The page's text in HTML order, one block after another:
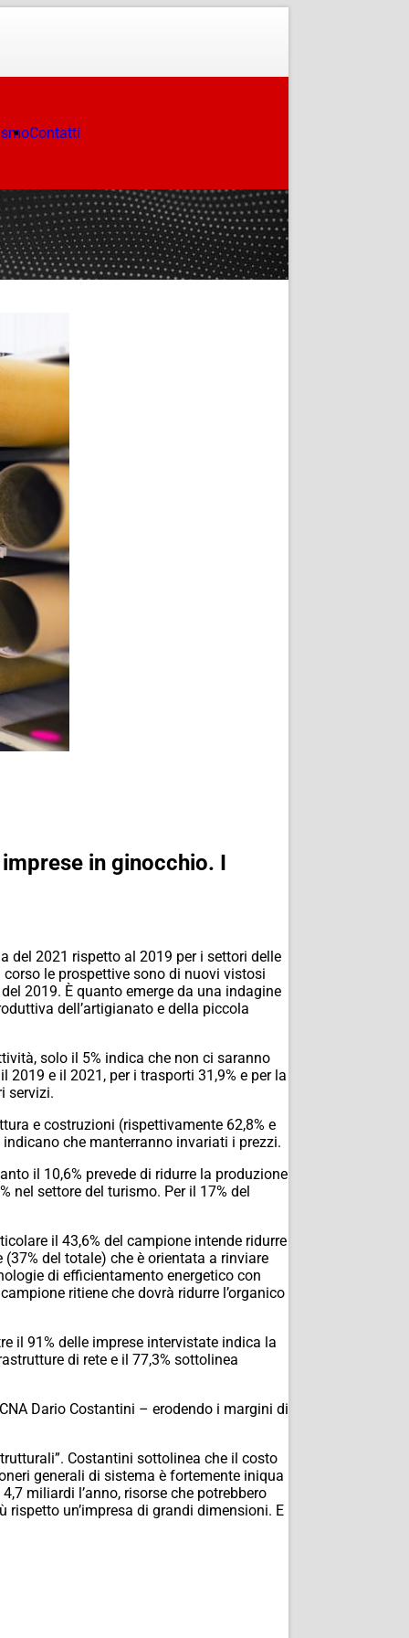
Contatti
in ginocchio. I
del 2021 rispetto al 2019 per i settori delle
le prospettive sono di nuovi vistosi
2019. È quanto emerge da una indagine
dell’artigianato e della piccola
solo il 5% indica che non ci saranno
e il 2021, per i trasporti 31,9% e per la
servizi.
e costruzioni (rispettivamente 62,8% e
che manterranno invariati i prezzi.
il 10,6% prevede di ridurre la produzione
nel settore del turismo. Per il 17% del
il 43,6% del campione intende ridurre
del totale) che è orientata a rinviare
di efficientamento energetico con
ritiene che dovrà ridurre l’organico
il 91% delle imprese intervistate indica la
di rete e il 77,3% sottolinea
Dario Costantini – erodendo i margini di
Costantini sottolinea che il costo
generali di sistema è fortemente iniqua
miliardi l’anno, risorse che potrebbero
un’impresa di grandi dimensioni. E